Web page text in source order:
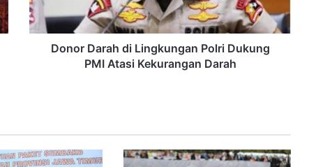
Donor Darah di Lingkungan Polri Dukung
PMI Atasi Kekurangan Darah